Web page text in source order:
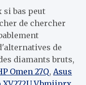
si bas peut
de chercher
de
diamants bruts,
Omen 27Q, Asus